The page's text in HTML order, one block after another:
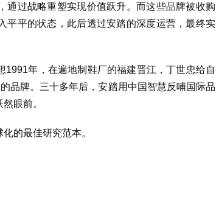
通过战略重塑实现价值跃升。而这些品牌被收购
平平的状态，此后透过安踏的深度运营，最终实
年，在遍地制鞋厂的福建晋江，丁世忠给自
品牌。三十多年后，安踏用中国智慧反哺国际品
眼前。
的最佳研究范本。